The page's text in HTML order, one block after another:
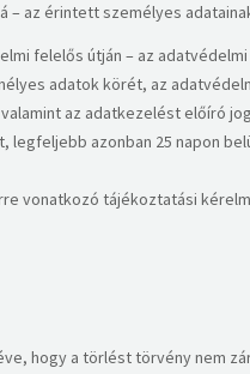
az érintett személyes
felelős útján – az
adatok körét, az
az adatkezelést előíró
azonban 25 napon
vonatkozó tájékoztatási
hogy a törlést törvény nem